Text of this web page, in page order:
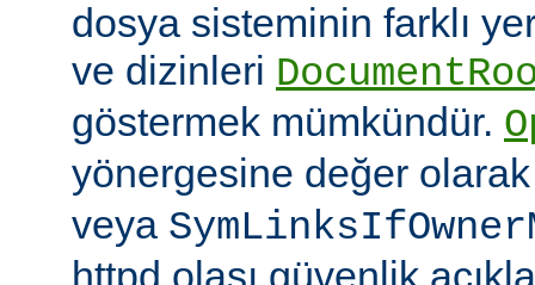
dosya sisteminin farklı
ve dizinleri
göstermek mümkündür.
yönergesine değer
veya